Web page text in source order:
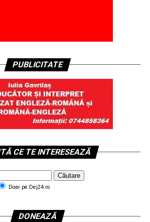
PUBLICITATE
CE TE INTERESEAZĂ
Doar pe Dej24.ro
DONEAZĂ